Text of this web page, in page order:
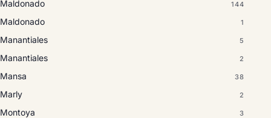
Maldonado 144
Maldonado 1
Manantiales 5
Manantiales 2
Mansa 38
Marly 2
Montoya 3